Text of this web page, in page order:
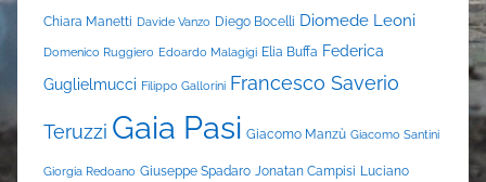
Chiara Manetti Davide Vanzo Diego Bocelli Diomede Leoni
Domenico Ruggiero Edoardo Malagigi Elia Buffa Federica
Guglielmucci Filippo Gallorini Francesco Saverio
Teruzzi Gaia Pasi Giacomo Manzù Giacomo Santini
Giorgia Redoano Giuseppe Spadaro Jonatan Campisi Luciano